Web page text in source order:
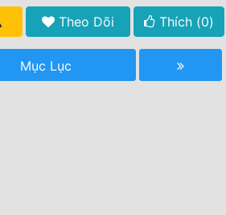
Theo Dõi Thích (0)
Mục Lục